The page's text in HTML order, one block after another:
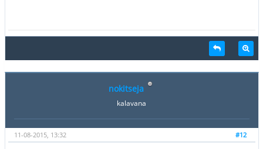
nokitseja
kalavana
#12
11-08-2015, 13:32